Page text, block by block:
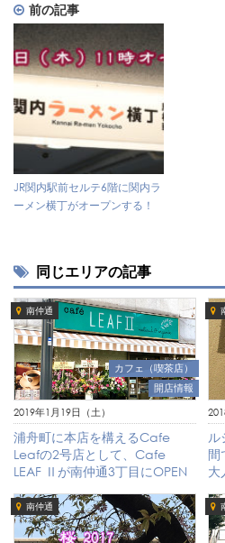
前の記事
JR関内駅前セルテ6階に関内ラ
ーメン横丁がオープンする！
同じエリアの記事
南仲通
カフェ（喫茶店）
開店情報
2019年1月19日（土）
浦舟町に本店を構えるCafe
Leafの2号店として、Cafe
LEAF Ⅱが南仲通3丁目にOPEN
ル
間
大
南仲通